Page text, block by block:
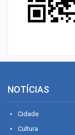
NOTÍCIAS
Cidade
Cultura